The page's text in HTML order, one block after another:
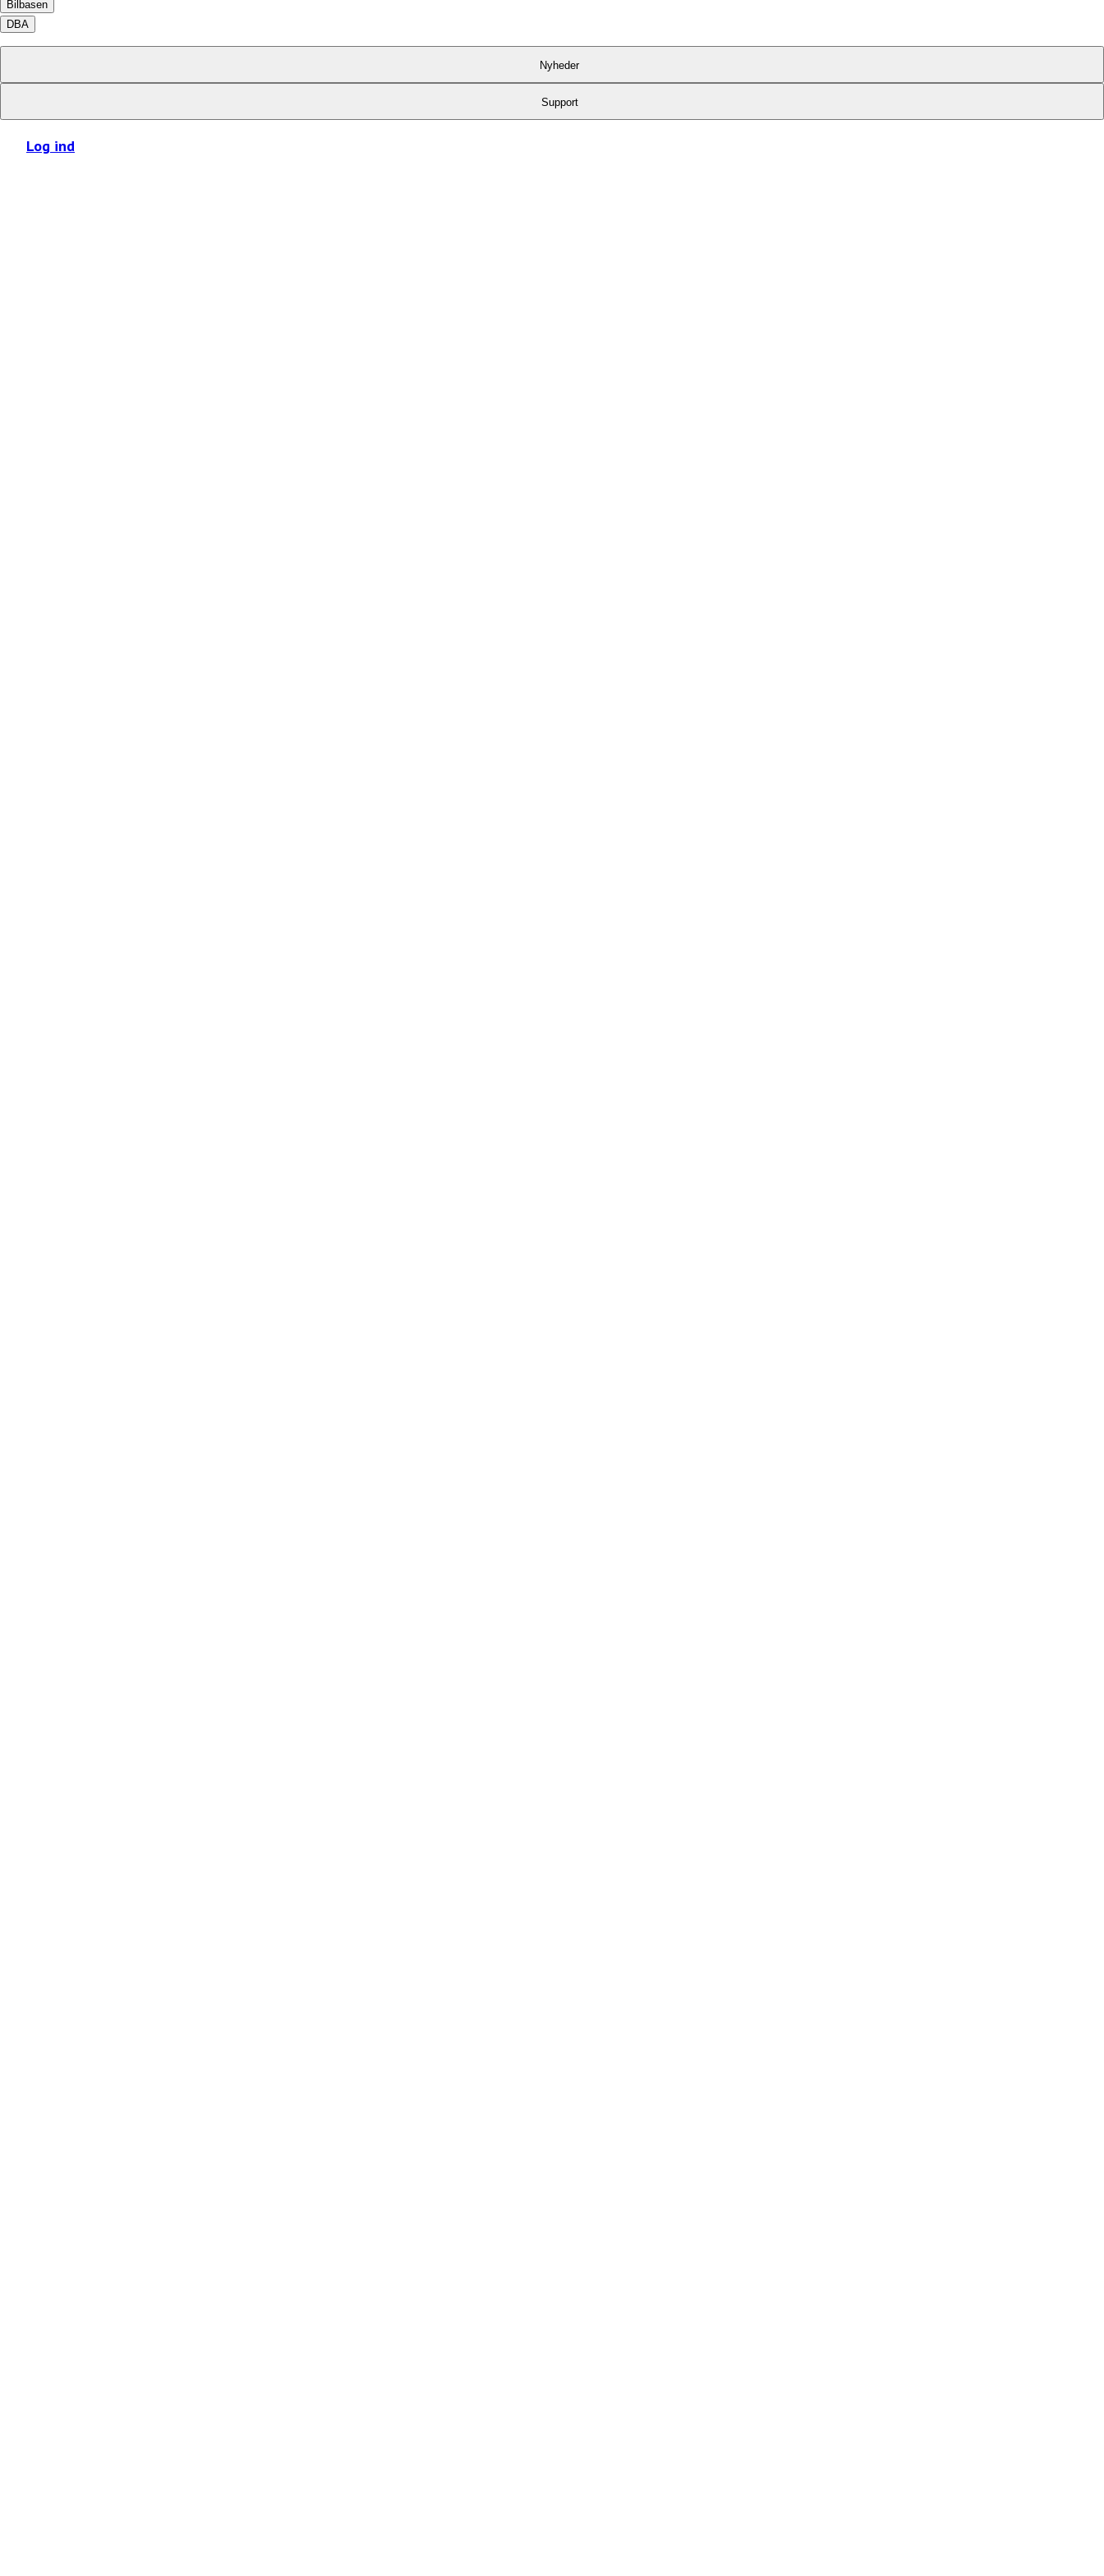
Bilbasen
DBA
Nyheder
Support
Log ind